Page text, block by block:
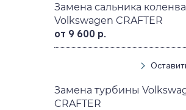
Замена сальника
Volkswagen CRAFTER
от 9 600 р.
Замена турбины
CRAFTER